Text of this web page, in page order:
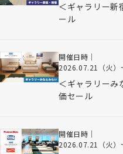
＜ギャラリー新
ール
開催日時｜
2026.07.21（火）
＜ギャラリーみ
価セール
開催日時｜
2026.07.21（火）